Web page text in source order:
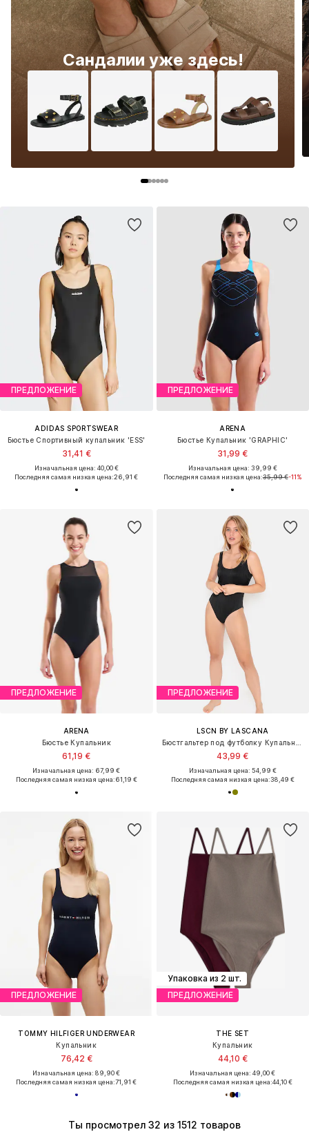
Сандалии уже здесь!
ПРЕДЛОЖЕНИЕ
ADIDAS SPORTSWEAR
Бюстье Спортивный купальник 'ESS'
31,41 €
Изначальная цена: 40,00 €
Последняя самая низкая цена:26,91 €
ПРЕДЛОЖЕНИЕ
ARENA
Бюстье Купальник 'GRAPHIC'
31,99 €
Изначальная цена: 39,99 €
Последняя самая низкая цена:35,99 €-11%
ПРЕДЛОЖЕНИЕ
ARENA
Бюстье Купальник
61,19 €
Изначальная цена: 67,99 €
Последняя самая низкая цена:61,19 €
ПРЕДЛОЖЕНИЕ
LSCN BY LASCANA
43,99 €
Изначальная цена: 54,99 €
Последняя самая низкая цена:38,49 €
ПРЕДЛОЖЕНИЕ
TOMMY HILFIGER UNDERWEAR
Купальник
76,42 €
Изначальная цена: 89,90 €
Последняя самая низкая цена:71,91 €
Упаковка из 2 шт.
ПРЕДЛОЖЕНИЕ
THE SET
Купальник
44,10 €
Изначальная цена: 49,00 €
Последняя самая низкая цена:44,10 €
Ты просмотрел 32 из 1512 товаров